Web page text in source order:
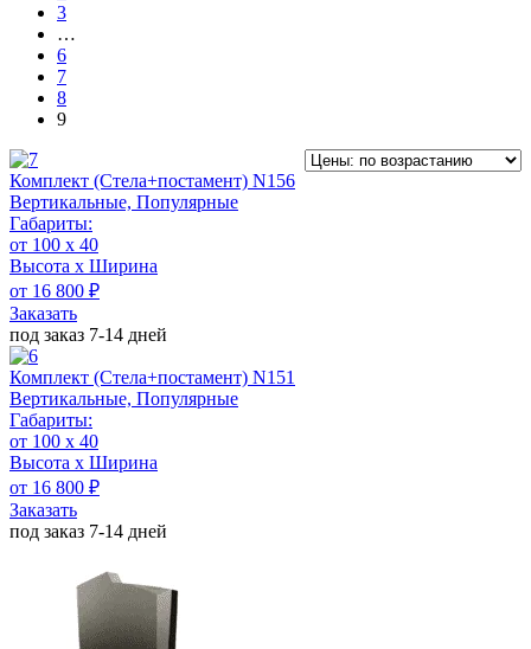
3
…
6
7
8
9
Комплект (Стела+постамент) N156
Вертикальные, Популярные
Габариты:
от 100 х 40
Высота х Ширина
от 16 800 ₽
Заказать
под заказ 7-14 дней
Комплект (Стела+постамент) N151
Вертикальные, Популярные
Габариты:
от 100 х 40
Высота х Ширина
от 16 800 ₽
Заказать
под заказ 7-14 дней